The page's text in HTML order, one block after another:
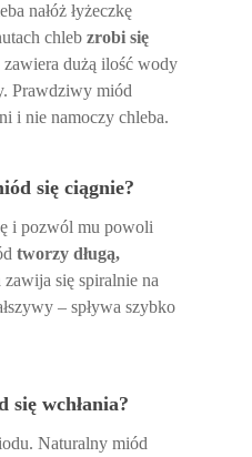
nałóż łyżeczkę
chlebzrobi się
zawiera dużą ilość wody
Prawdziwy miód
i nie namoczy chleba.
się ciągnie?
i pozwól mu powoli
tworzy długą,
zawija się spiralnie na
– spływa szybko
się wchłania?
Naturalny miód